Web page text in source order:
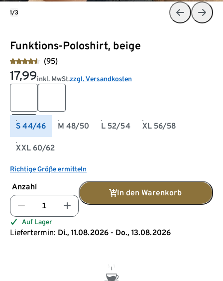
Funktions-Poloshirt, beige
(95)
17,99inkl. MwSt.zzgl. Versandkosten
S 44/46 M 48/50 L 52/54 XL 56/58
XXL 60/62
Richtige Größe ermitteln
Anzahl
In den Warenkorb
Auf Lager
Liefertermin: Di., 11.08.2026 - Do., 13.08.2026
1/3